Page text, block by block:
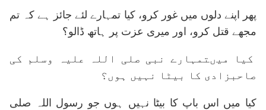
پھر اپنے دلوں میں غور کرو، کیا تمہارے لئے جائز ہے کہ تم
مجھے قتل کرو، اور میری عزت پر ہاتھ ڈالو؟
کیا میںتمہارے نبی صلی اللہ علیہ وسلم کی
صاحبزادی کا بیٹا نہیں ہوں؟
کیا میں اس باپ کا بیٹا نہیں ہوں جو رسول اللہ صلی